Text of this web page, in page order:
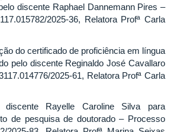
discente Raphael Dannemann Pires –
2025-36, Relatora Profª Carla
do certificado de proficiência em língua
pelo discente Reginaldo José Cavallaro
2025-61, Relatora Profª Carla
Rayelle Caroline Silva para
de pesquisa de doutorado – Processo